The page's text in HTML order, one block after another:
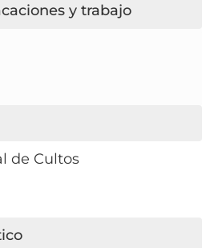
y trabajo
de Cultos